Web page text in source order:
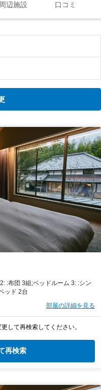
周辺施設 口コミ
:布団 3組;ベッドルーム 3: :シン
ッド 2台
部屋の詳細を見る
して再検索してください。
再検索